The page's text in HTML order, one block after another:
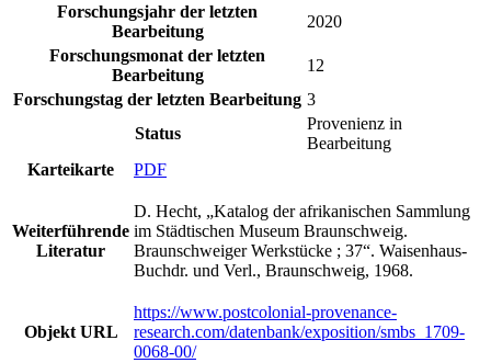
Forschungsjahr der letzten
Bearbeitung
2020
Forschungsmonat der letzten
Bearbeitung
12
Forschungstag der letzten Bearbeitung 3
Status
Provenienz in
Bearbeitung
Karteikarte
PDF
Weiterführende
Literatur
D. Hecht, „Katalog der afrikanischen Sammlung
im Städtischen Museum Braunschweig.
Braunschweiger Werkstücke ; 37“. Waisenhaus-
Buchdr. und Verl., Braunschweig, 1968.
Objekt URL
https://www.postcolonial-provenance-
research.com/datenbank/exposition/smbs_1709-
0068-00/